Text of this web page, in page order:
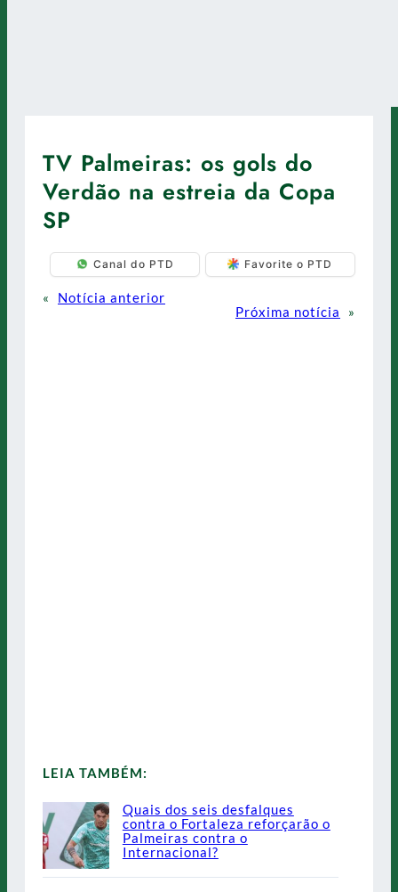
TV Palmeiras: os gols do
Verdão na estreia da Copa
SP
Canal do PTD Favorite o PTD
«
Notícia anterior
Próxima notícia
»
LEIA TAMBÉM:
Quais dos seis desfalques
contra o Fortaleza reforçarão o
Palmeiras contra o
Internacional?